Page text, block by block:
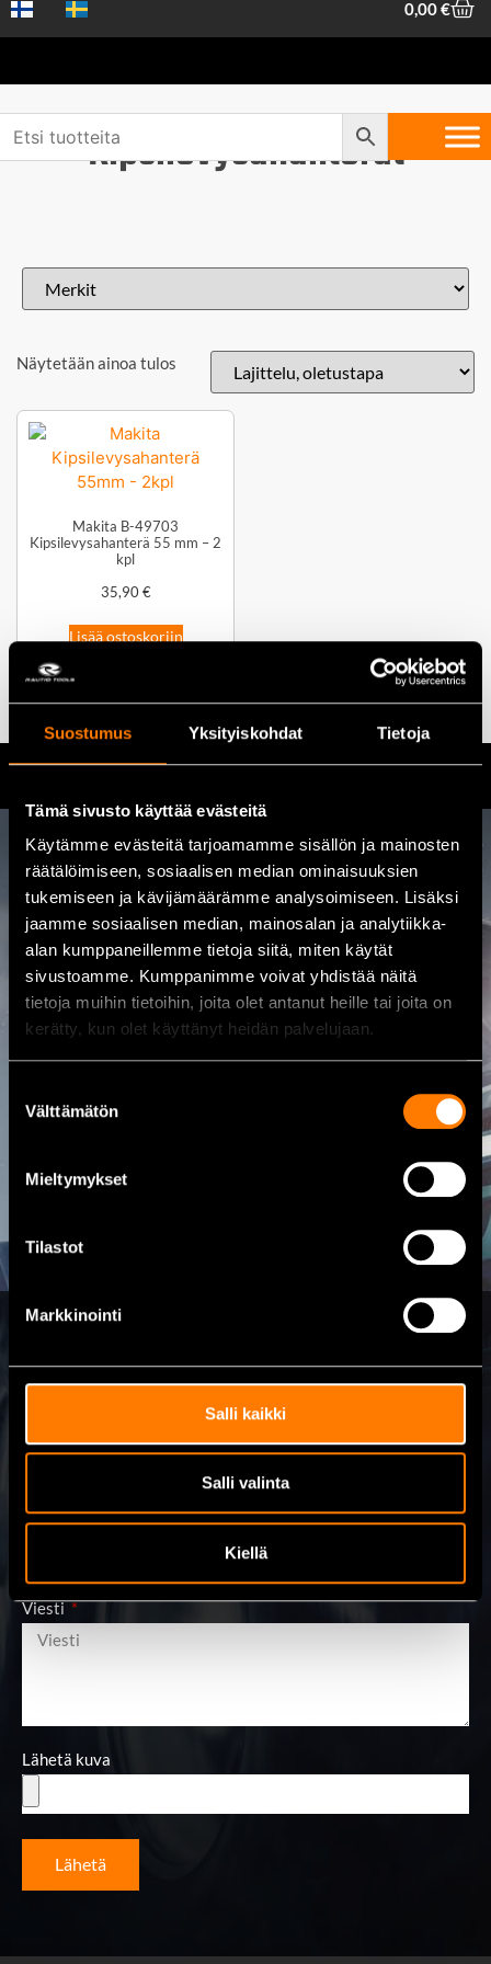
Suostumus Yksityiskohdat Tietoja
Tämä sivusto käyttää evästeitä
Käytämme evästeitä tarjoamamme sisällön ja mainosten
räätälöimiseen, sosiaalisen median ominaisuuksien
tukemiseen ja kävijämäärämme analysoimiseen. Lisäksi
jaamme sosiaalisen median, mainosalan ja analytiikka-
alan kumppaneillemme tietoja siitä, miten käytät
sivustoamme. Kumppanimme voivat yhdistää näitä
tietoja muihin tietoihin, joita olet antanut heille tai joita on
kerätty, kun olet käyttänyt heidän palvelujaan.
valinta
Välttämätön
Mieltymykset
Tilastot
Markkinointi
Salli kaikki
Salli valinta
Kiellä
0,00€
Kipsilevysahanterät
Näytetään ainoa tulos
Makita B-49703
Kipsilevysahanterä 55 mm – 2
kpl
35,90€
Lisää ostoskoriin
Ota yhteyttä
08 460 085
Osoite
Kalajoentie 21, 85100 Kalajoki
Avoinna
Lähetä viesti
Sähköposti
Viesti
Lähetä kuva
Lähetä